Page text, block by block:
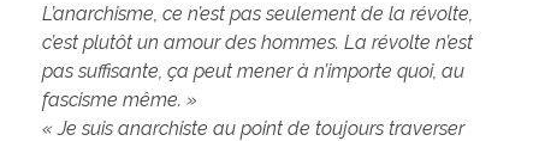
L’anarchisme, ce n’est pas seulement de la révolte,
c’est plutôt un amour des hommes. La révolte n’est
pas suffisante, ça peut mener à n’importe quoi, au
fascisme même. »
« Je suis anarchiste au point de toujours traverser